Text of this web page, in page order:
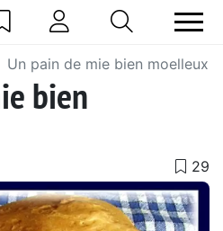
Un pain de mie bien moelleux
bien